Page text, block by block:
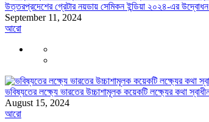
উত্তরপ্রদেশের গ্রেটার নয়ডায় সেমিকন ইন্ডিয়া ২০২৪-এর উদ্বোধন
September 11, 2024
আরো
ভবিষ্যতের লক্ষ্যে ভারতের উচ্চাশামূলক কয়েকটি লক্ষ্যের কথা
August 15, 2024
আরো